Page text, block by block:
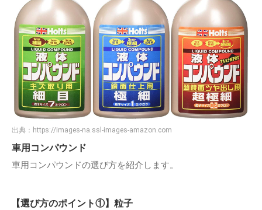
出典： https://images-na.ssl-images-amazon.com
車用コンパウンド
車用コンパウンドの選び方を紹介します。
【選び方のポイント①】粒子